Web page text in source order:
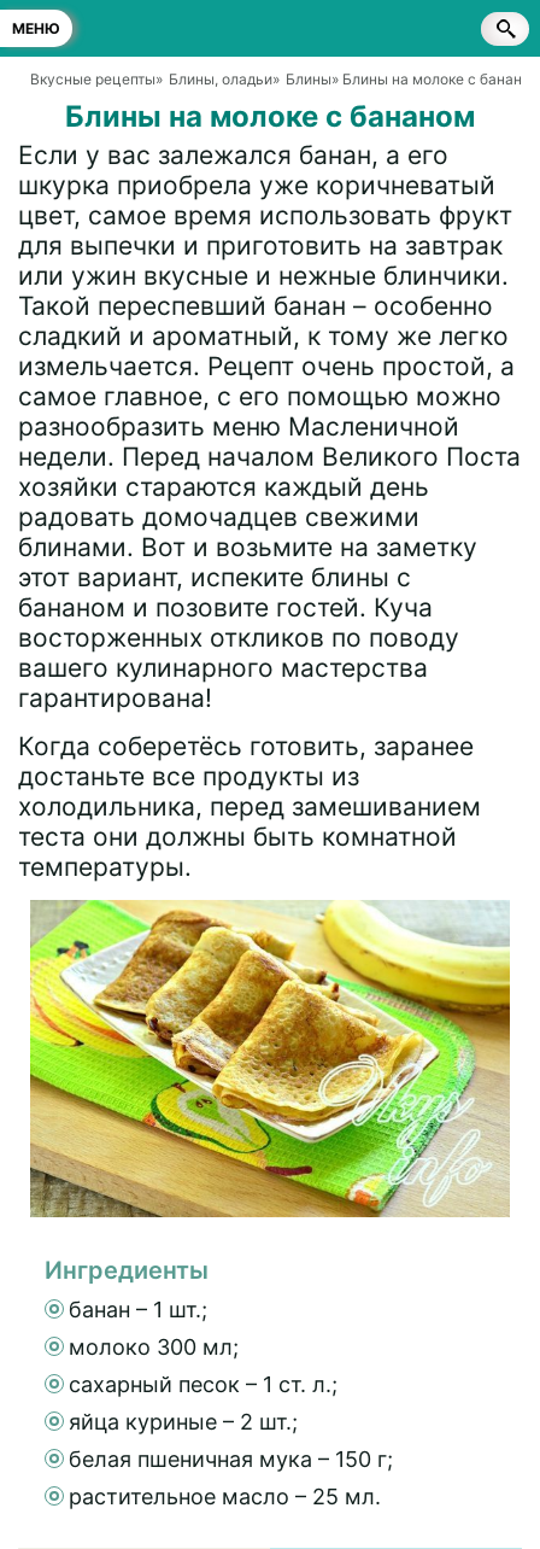
МЕНЮ
Вкусные рецепты» Блины, оладьи» Блины» Блины на молоке с бананом
Блины на молоке с бананом
Если у вас залежался банан, а его
шкурка приобрела уже коричневатый
цвет, самое время использовать фрукт
для выпечки и приготовить на завтрак
или ужин вкусные и нежные блинчики.
Такой переспевший банан – особенно
сладкий и ароматный, к тому же легко
измельчается. Рецепт очень простой, а
самое главное, с его помощью можно
разнообразить меню Масленичной
недели. Перед началом Великого Поста
хозяйки стараются каждый день
радовать домочадцев свежими
блинами. Вот и возьмите на заметку
этот вариант, испеките блины с
бананом и позовите гостей. Куча
восторженных откликов по поводу
вашего кулинарного мастерства
гарантирована!
Когда соберетёсь готовить, заранее
достаньте все продукты из
холодильника, перед замешиванием
теста они должны быть комнатной
температуры.
Ингредиенты
банан – 1 шт.;
молоко 300 мл;
сахарный песок – 1 ст. л.;
яйца куриные – 2 шт.;
белая пшеничная мука – 150 г;
растительное масло – 25 мл.